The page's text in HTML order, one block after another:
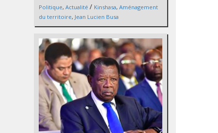
Politique, Actualité / Kinshasa, Aménagement
du territoire, Jean Lucien Busa